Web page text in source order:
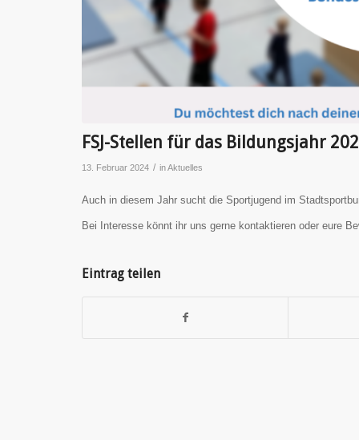
FSJ-Stellen für das Bildungsjahr
13. Februar 2024 / inAktuelles
Auch in diesem Jahr sucht die Sportjugend im
Bei Interesse könnt ihr uns gerne kontaktieren oder eure
Eintrag teilen